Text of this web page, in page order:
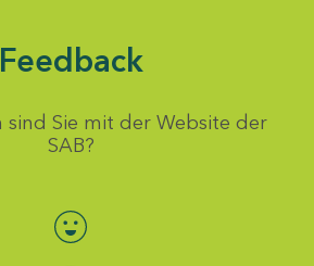
Feedback
sind Sie mit der Website der
SAB?
Bewertung auswählen